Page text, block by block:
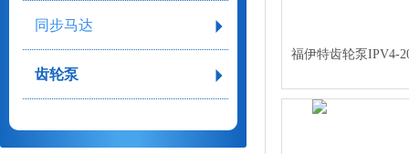
同步马达
齿轮泵
福伊特齿轮泵IPV4-